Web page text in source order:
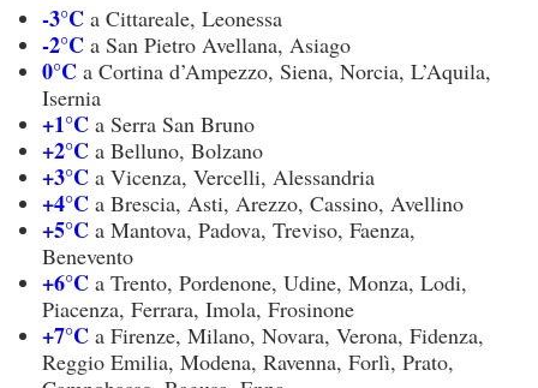
-3°C a Cittareale, Leonessa
-2°C a San Pietro Avellana, Asiago
0°C a Cortina d’Ampezzo, Siena, Norcia, L’Aquila,
Isernia
+1°C a Serra San Bruno
+2°C a Belluno, Bolzano
+3°C a Vicenza, Vercelli, Alessandria
+4°C a Brescia, Asti, Arezzo, Cassino, Avellino
+5°C a Mantova, Padova, Treviso, Faenza,
Benevento
+6°C a Trento, Pordenone, Udine, Monza, Lodi,
Piacenza, Ferrara, Imola, Frosinone
+7°C a Firenze, Milano, Novara, Verona, Fidenza,
Reggio Emilia, Modena, Ravenna, Forlì, Prato,